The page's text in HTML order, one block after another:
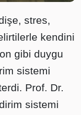
stres,
kendini
gibi duygu
sistemi
Prof. Dr.
sistemi